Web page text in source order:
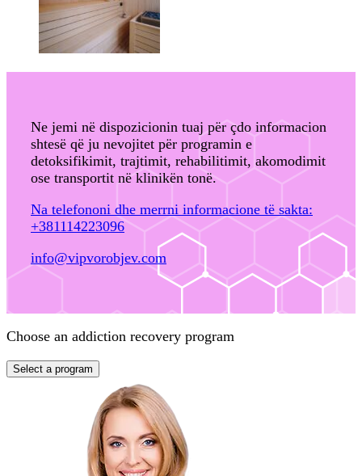
Ne jemi në dispozicionin tuaj për çdo informacion
shtesë që ju nevojitet për programin e
detoksifikimit, trajtimit, rehabilitimit, akomodimit
ose transportit në klinikën tonë.
Na telefononi dhe merrni informacione të sakta:
+381114223096
info@vipvorobjev.com
Choose an addiction recovery program
Select a program